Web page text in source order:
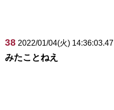
38 2022/01/04(火) 14:36:03.47
みたことねえ